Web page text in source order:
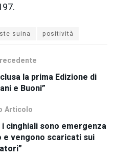
suina positività
la prima Edizione di
e Buoni”
Articolo
cinghiali sono emergenza
vengono scaricati sui